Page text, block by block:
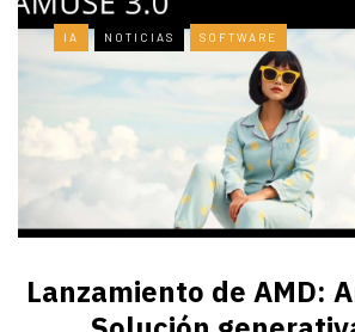
IA NOTICIAS SOFTWARE
Lanzamiento de AMD: